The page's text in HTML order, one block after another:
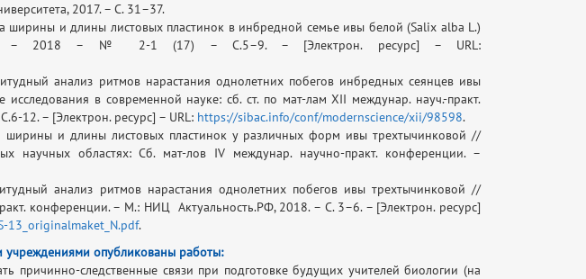
2017. – С. 31–37.
и длины листовых пластинок в инбредной семье ивы белой (Salix alba L.)
– 2018 – № 2-1 (17) – С.5–9. – [Электрон. ресурс] – URL:
анализ ритмов нарастания однолетних побегов инбредных сеянцев ивы
в современной науке: сб. ст. по мат-лам XII междунар. науч.-практ.
12. – [Электрон. ресурс] – URL: https://sibac.info/conf/modernscience/xii/98598.
и длины листовых пластинок у различных форм ивы трехтычинковой //
научных областях: Сб. мат-лов IV междунар. научно-практ. конференции. –
анализ ритмов нарастания однолетних побегов ивы трехтычинковой //
конференции. – М.: НИЦ Актуальность.РФ, 2018. – С. 3–6. – [Электрон. ресурс]
13_originalmaket_N.pdf.
учреждениями опубликованы работы:
причинно-следственные связи при подготовке будущих учителей биологии (на